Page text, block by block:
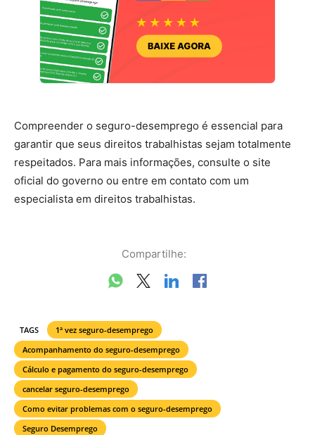
Compreender o seguro-desemprego é essencial para
garantir que seus direitos trabalhistas sejam totalmente
respeitados. Para mais informações, consulte o site
oficial do governo ou entre em contato com um
especialista em direitos trabalhistas.
Compartilhe:
TAGS
1ª vez seguro-desemprego
Acompanhamento do seguro-desemprego
Cálculo e pagamento do seguro-desemprego
cancelar seguro-desemprego
Como evitar problemas com o seguro-desemprego
Seguro Desemprego